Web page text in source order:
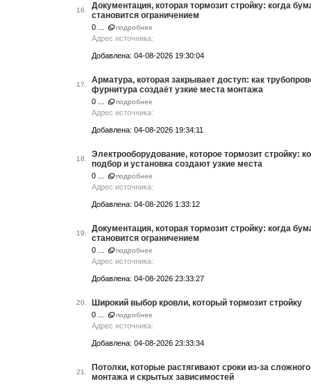
16.
Документация, которая тормозит стройку: когда
становится ограничением
0 ... подробнее
Адрес источника:
Добавлена: 04-08-2026 19:30:04
17.
Арматура, которая закрывает доступ: как
фурнитура создаёт узкие места монтажа
0 ... подробнее
Адрес источника:
Добавлена: 04-08-2026 19:34:11
18.
Электрооборудование, которое тормозит стройку:
подбор и установка создают узкие места
0 ... подробнее
Адрес источника:
Добавлена: 04-08-2026 1:33:12
19.
Документация, которая тормозит стройку: когда
становится ограничением
0 ... подробнее
Адрес источника:
Добавлена: 04-08-2026 23:33:27
20. Широкий выбор кровли, который тормозит стройку
0 ... подробнее
Адрес источника:
Добавлена: 04-08-2026 23:33:34
21.
Потолки, которые растягивают сроки из-за сложного
монтажа и скрытых зависимостей